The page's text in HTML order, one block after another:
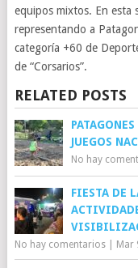
equipos mixtos. En esta
representando a
categoría +60 de
de “Corsarios”.
RELATED POSTS
JUEGOS
No hay
FIESTA DE
No hay comentarios| Mar